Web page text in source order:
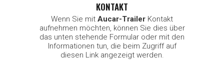
KONTAKT
Wenn Sie mit Aucar-Trailer Kontakt
aufnehmen möchten, können Sie dies über
das unten stehende Formular oder mit den
Informationen tun, die beim Zugriff auf
diesen Link angezeigt werden.